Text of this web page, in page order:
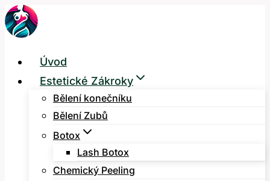
Přeskočit
na
Úvod
Estetické Zákroky
Bělení konečníku
Bělení Zubů
Botox
Lash Botox
Chemický Peeling